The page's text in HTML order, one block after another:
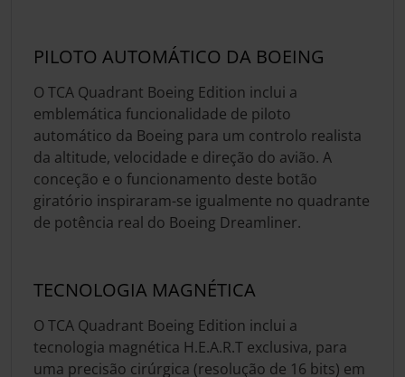
PILOTO AUTOMÁTICO DA BOEING
O TCA Quadrant Boeing Edition inclui a
emblemática funcionalidade de piloto
automático da Boeing para um controlo realista
da altitude, velocidade e direção do avião. A
conceção e o funcionamento deste botão
giratório inspiraram-se igualmente no quadrante
de potência real do Boeing Dreamliner.
TECNOLOGIA MAGNÉTICA
O TCA Quadrant Boeing Edition inclui a
tecnologia magnética H.E.A.R.T exclusiva, para
uma precisão cirúrgica (resolução de 16 bits) em